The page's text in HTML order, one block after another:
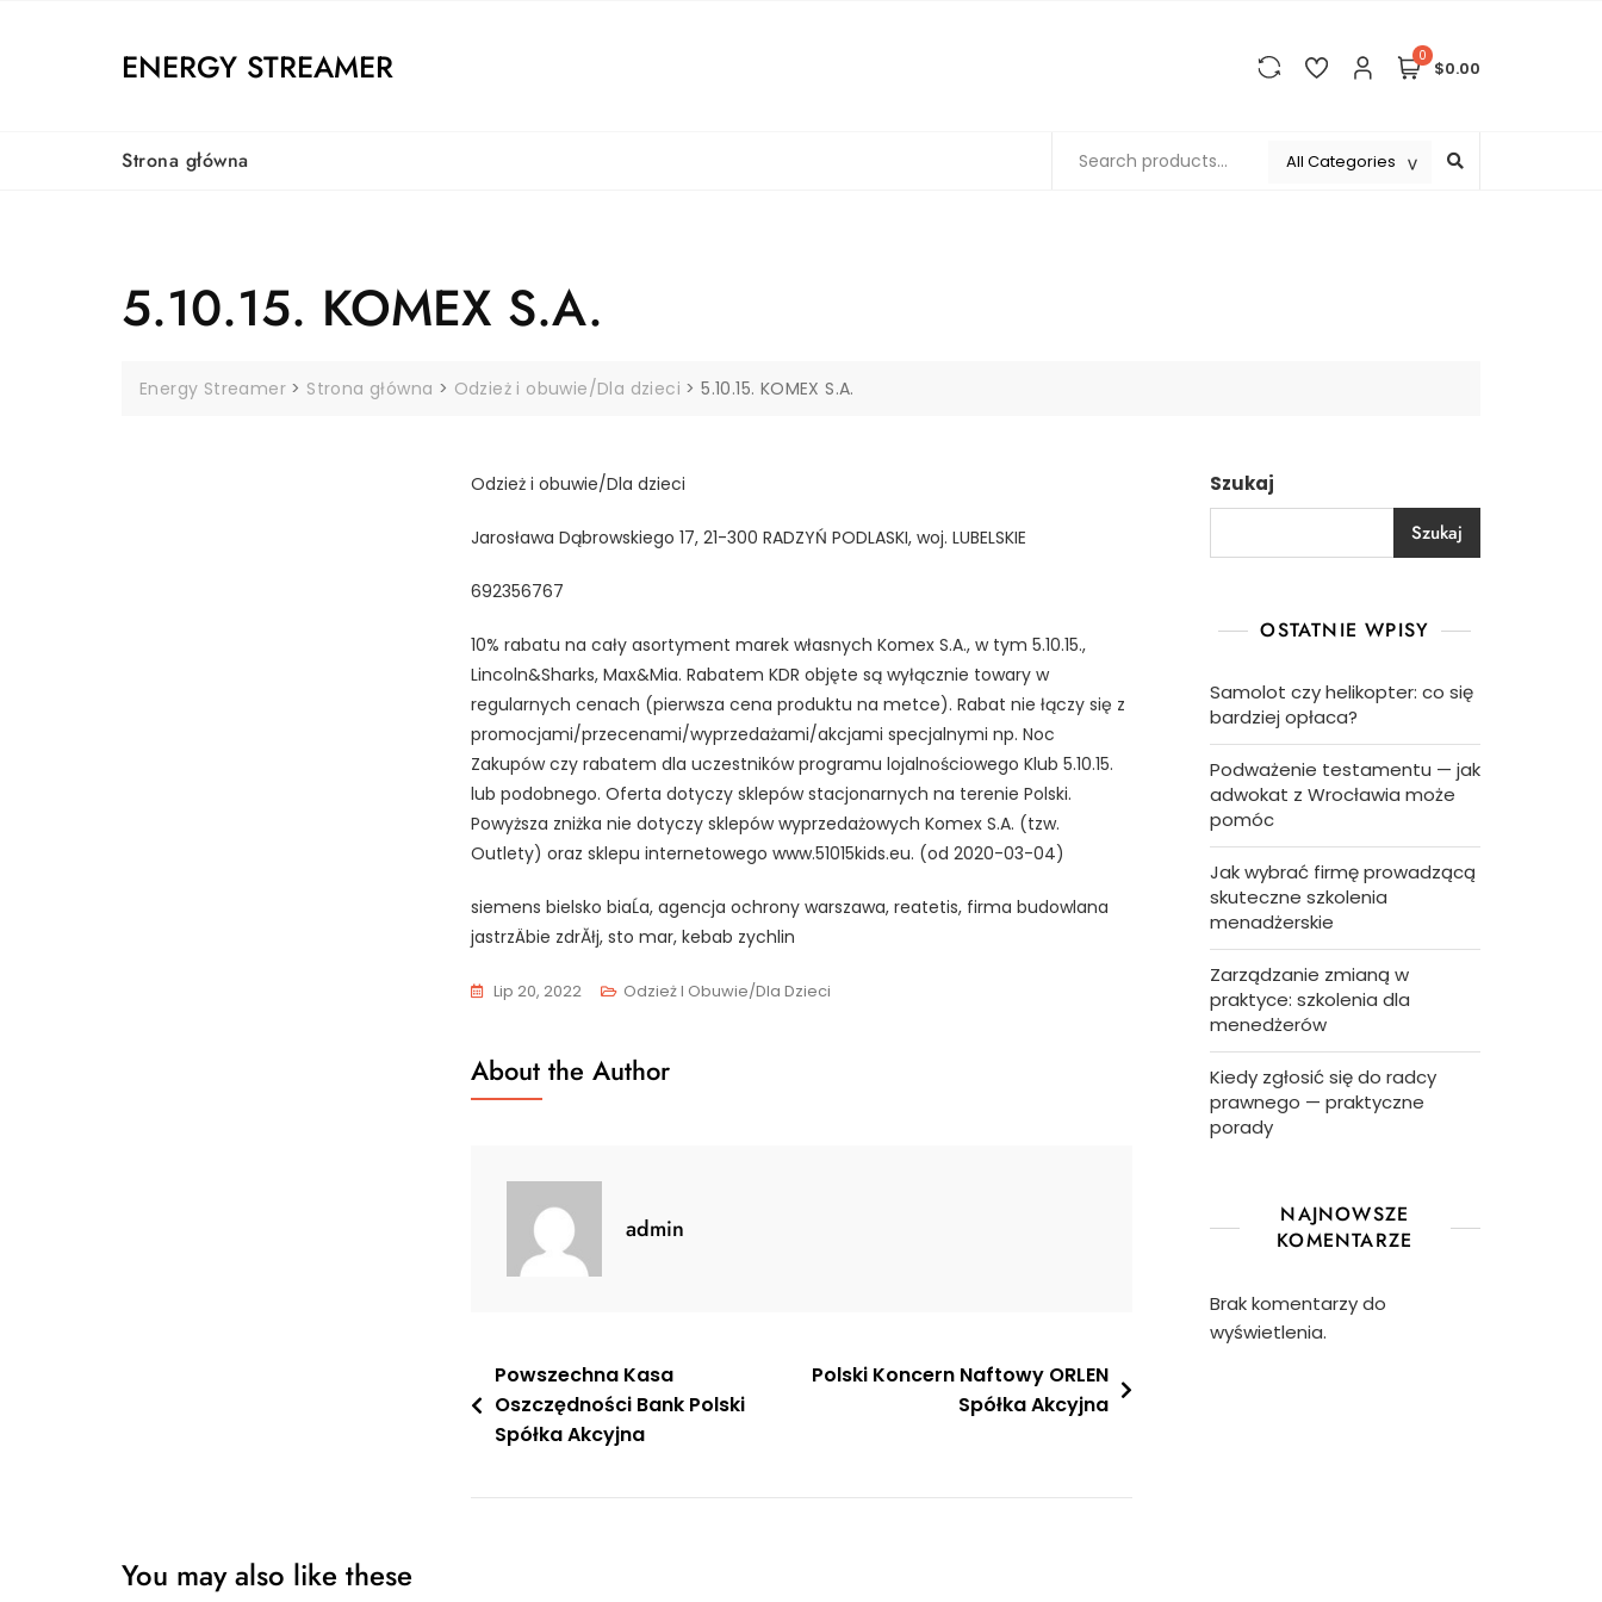
ENERGY STREAMER 0
$0.00
Strona główna
5.10.15. KOMEX S.A.
Energy Streamer > Strona główna > Odzież i obuwie/Dla dzieci >5.10.15. KOMEX S.A.
Odzież i obuwie/Dla dzieci
Jarosława Dąbrowskiego 17, 21-300 RADZYŃ PODLASKI, woj. LUBELSKIE
692356767
10% rabatu na cały asortyment marek własnych Komex S.A., w tym 5.10.15.,
Lincoln&Sharks, Max&Mia. Rabatem KDR objęte są wyłącznie towary w
regularnych cenach (pierwsza cena produktu na metce). Rabat nie łączy się z
promocjami/przecenami/wyprzedażami/akcjami specjalnymi np. Noc
Zakupów czy rabatem dla uczestników programu lojalnościowego Klub 5.10.15.
lub podobnego. Oferta dotyczy sklepów stacjonarnych na terenie Polski.
Powyższa zniżka nie dotyczy sklepów wyprzedażowych Komex S.A. (tzw.
Outlety) oraz sklepu internetowego www.51015kids.eu. (od 2020-03-04)
siemens bielsko biaĹa, agencja ochrony warszawa, reatetis, firma budowlana
jastrzÄbie zdrĂłj, sto mar, kebab zychlin
Lip 20, 2022 Odzież I Obuwie/Dla Dzieci
About the Author
admin
Nawigacja
wpisu
Powszechna Kasa
Oszczędności Bank Polski
Spółka Akcyjna
Polski Koncern Naftowy ORLEN
Spółka Akcyjna
Szukaj
Szukaj
OSTATNIE WPISY
Samolot czy helikopter: co się
bardziej opłaca?
Podważenie testamentu — jak
adwokat z Wrocławia może
pomóc
Jak wybrać firmę prowadzącą
skuteczne szkolenia
menadżerskie
Zarządzanie zmianą w
praktyce: szkolenia dla
menedżerów
Kiedy zgłosić się do radcy
prawnego — praktyczne
porady
NAJNOWSZE
KOMENTARZE
Brak komentarzy do
wyświetlenia.
You may also like these